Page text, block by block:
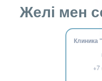
Желі мен
Клиника
+7